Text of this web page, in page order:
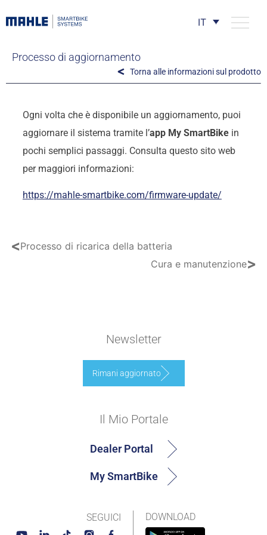
IT
Processo di aggiornamento
Torna alle informazioni sul prodotto
Ogni volta che è disponibile un aggiornamento, puoi
aggiornare il sistema tramite l’app My SmartBikein
pochi semplici passaggi. Consulta questo sito web
per maggiori informazioni:
https://mahle-smartbike.com/firmware-update/
<Processo di ricarica della batteria
Cura e manutenzione>
Newsletter
Rimani aggiornato
DOWNLOAD
Il Mio Portale
Dealer Portal
My SmartBike
SEGUICI